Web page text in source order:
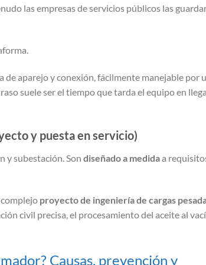
las empresas de servicios públicos las
aparejo y conexión, fácilmente manejable por
suele ser el tiempo que tarda el equipo en
y puesta en servicio)
y subestación. Son diseñado a medidaa
proyecto de ingeniería de cargas
civil precisa, el procesamiento del aceite al
Causas, prevención y